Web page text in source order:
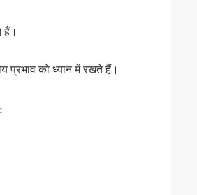
हैं।
प्रभाव को ध्यान में रखते हैं।